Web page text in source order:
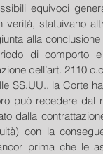
equivoci
verità, statuivano
alla
di comporto
dell’art. 2110
SS.UU., la Corte
può recedere dal
dalla
con la
prima che le